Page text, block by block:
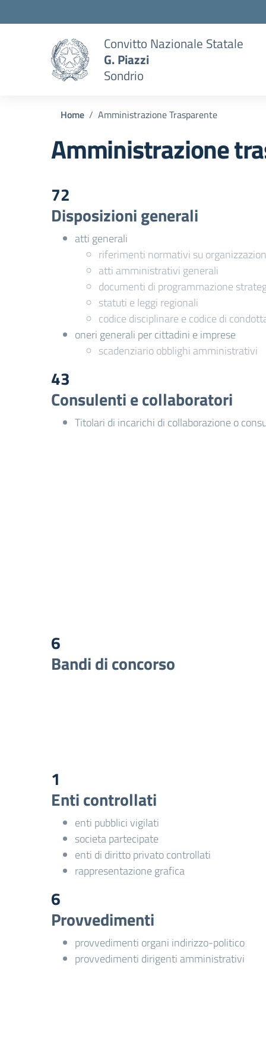
Convitto Nazionale Statale
G. Piazzi
Sondrio
Home Amministrazione Trasparente
Amministrazione
72
Disposizioni generali
atti generali
riferimenti normativi su
atti amministrativi generali
documenti di programmazione
statuti e leggi regionali
codice disciplinare e codice di
oneri generali per cittadini e imprese
scadenziario obblighi amministrativi
43
Consulenti e collaboratori
Titolari di incarichi di collaborazione o
6
Bandi di concorso
1
Enti controllati
enti pubblici vigilati
societa partecipate
enti di diritto privato controllati
rappresentazione grafica
6
Provvedimenti
provvedimenti organi indirizzo-politico
provvedimenti dirigenti amministrativi